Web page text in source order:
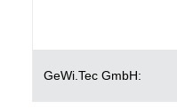
GeWi.Tec GmbH: